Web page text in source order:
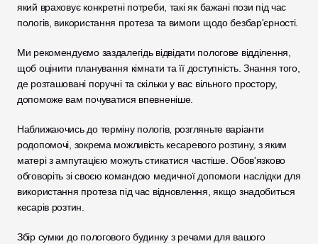
який враховує конкретні потреби, такі як бажані пози під час
пологів, використання протеза та вимоги щодо безбар'єрності.
Ми рекомендуємо заздалегідь відвідати пологове відділення,
щоб оцінити планування кімнати та її доступність. Знання того,
де розташовані поручні та скільки у вас вільного простору,
допоможе вам почуватися впевненіше.
Наближаючись до терміну пологів, розгляньте варіанти
родопомочі, зокрема можливість кесаревого розтину, з яким
матері з ампутацією можуть стикатися частіше. Обов'язково
обговоріть зі своєю командою медичної допомоги наслідки для
використання протеза під час відновлення, якщо знадобиться
кесарів розтин.
Збір сумки до пологового будинку з речами для вашого